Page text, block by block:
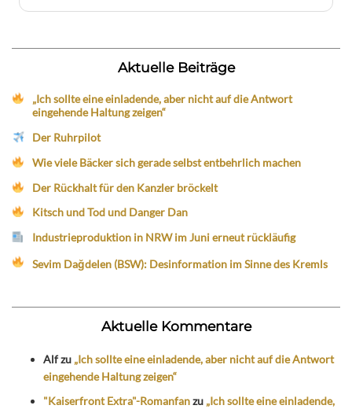
Aktuelle Beiträge
„Ich sollte eine einladende, aber nicht auf die Antwort
eingehende Haltung zeigen“
Der Ruhrpilot
Wie viele Bäcker sich gerade selbst entbehrlich machen
Der Rückhalt für den Kanzler bröckelt
Kitsch und Tod und Danger Dan
Industrieproduktion in NRW im Juni erneut rückläufig
Sevim Dağdelen (BSW): Desinformation im Sinne des Kremls
Aktuelle Kommentare
Alfzu „Ich sollte eine einladende, aber nicht auf die Antwort
eingehende Haltung zeigen“
"Kaiserfront Extra"-Romanfanzu „Ich sollte eine einladende,